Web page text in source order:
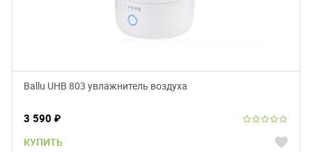
Ballu UHB 803 увлажнитель воздуха
3 590 ₽
КУПИТЬ favorite